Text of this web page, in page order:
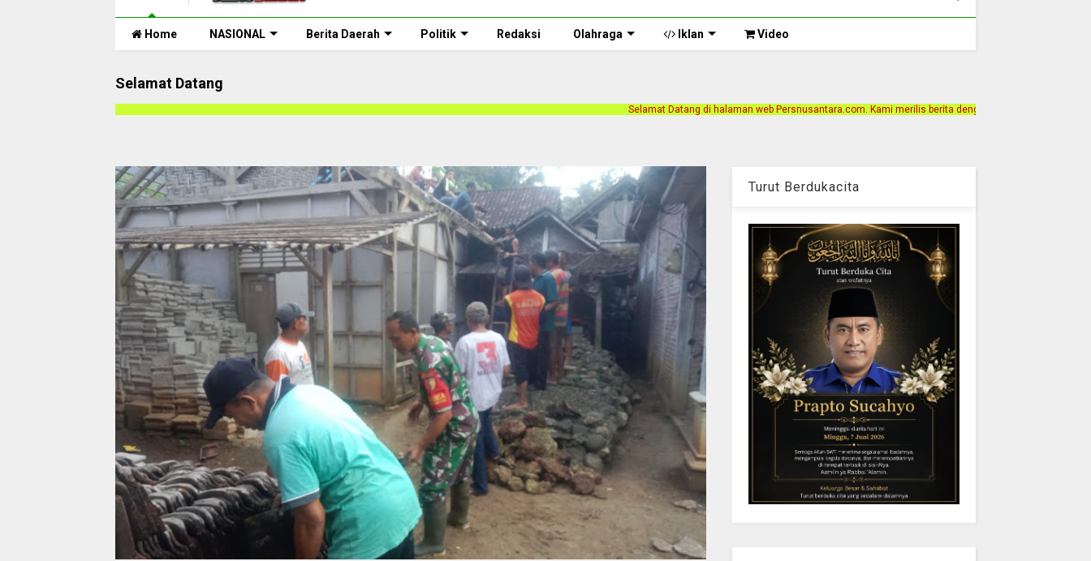
Home NASIONAL Berita Daerah Politik Redaksi Olahraga Iklan Video
Selamat Datang
Selamat Datang di halaman web Persnusantara.com. Kami merilis berita dengan motto Akurat, Independen, Terpercaya.
Turut Berdukacita